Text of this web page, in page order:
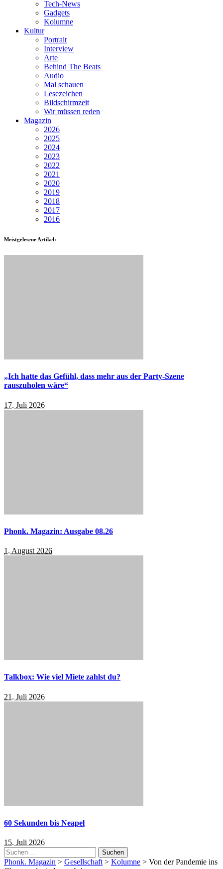
Tech-News
Gadgets
Kolumne
Kultur
Portrait
Interview
Arte
Behind The Beats
Audio
Mal schauen
Lesezeichen
Bildschirmzeit
Wir müssen reden
Magazin
2026
2025
2024
2023
2022
2021
2020
2019
2018
2017
2016
Meistgelesene Artikel:
„Ich hatte das Gefühl, dass mehr aus der Party-Szene
rauszuholen wäre“
17. Juli 2026
Phonk. Magazin: Ausgabe 08.26
1. August 2026
Talkbox: Wie viel Miete zahlst du?
21. Juli 2026
60 Sekunden bis Neapel
15. Juli 2026
Suchen
nach:
Phonk. Magazin > Gesellschaft > Kolumne > Von der Pandemie ins